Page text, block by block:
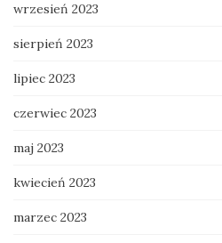
wrzesień 2023
sierpień 2023
lipiec 2023
czerwiec 2023
maj 2023
kwiecień 2023
marzec 2023